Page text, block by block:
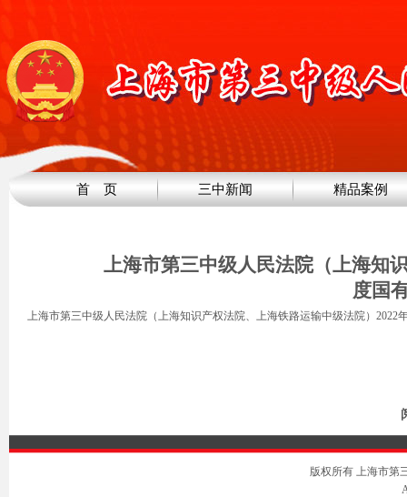
首 页 三中新闻 精品案例
上海市第三中级人民法院（上海知
度国
上海市第三中级人民法院（上海知识产权法院、上海铁路运输中级法院）2022
版权所有 上海市第